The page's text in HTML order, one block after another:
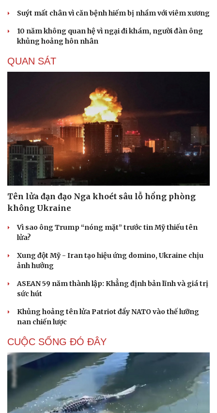
Du lịch
Tư vấn
Săn Tour
check-in
Podcast
Câu chuyện thời sự
Đọc truyện đêm khuya
Kể chuyện cho bé
Hạt giống tâm hồn
Suýt mất chân vì căn bệnh hiếm bị nhầm với viêm xương
10 năm không quan hệ vì ngại đi khám, người đàn ông
khủng hoảng hôn nhân
QUAN SÁT
Tên lửa đạn đạo Nga khoét sâu lỗ hổng phòng
không Ukraine
Vì sao ông Trump “nóng mặt” trước tin Mỹ thiếu tên
lửa?
Xung đột Mỹ - Iran tạo hiệu ứng domino, Ukraine chịu
ảnh hưởng
ASEAN 59 năm thành lập: Khẳng định bản lĩnh và giá trị
sức hút
Khủng hoảng tên lửa Patriot đẩy NATO vào thế lưỡng
nan chiến lược
CUỘC SỐNG ĐÓ ĐÂY